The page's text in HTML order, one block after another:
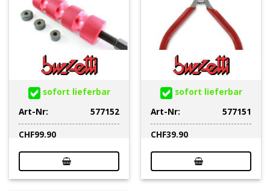
sofort lieferbar
Art-Nr:
577152
CHF99.90
sofort lieferbar
Art-Nr:
577151
CHF39.90